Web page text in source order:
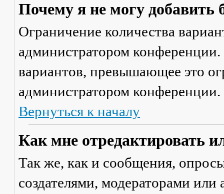
Почему я не могу добавить
Ограничение количества
администратором
вариантов, превышающее это
администратором конференции.
Вернуться к началу
Как мне отредактировать
Так же, как и сообщения,
создателями, модераторами